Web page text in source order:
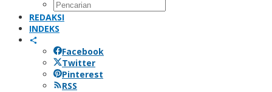
REDAKSI
INDEKS
Facebook
Twitter
Pinterest
RSS